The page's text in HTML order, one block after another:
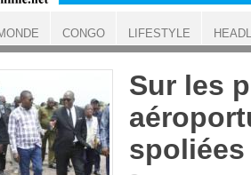
Sur les
CONGO LIFESTYLE